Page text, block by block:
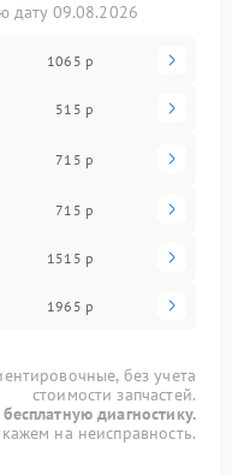
дату 09.08.2026
1065 р
515 р
715 р
715 р
1515 р
1965 р
без учета
стоимости запчастей.
диагностику.
на неисправность.